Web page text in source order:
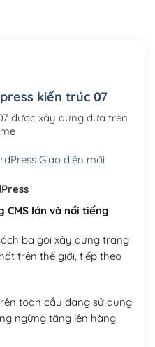
.org (1 năm)
năm)(+550,000₫)
kiến trúc 07
được xây dựng dựa trên
Giao diện mới
lớn và nổi tiếng
ba gói xây dựng trang
trên thế giới, tiếp theo
toàn cầu đang sử dụng
ngừng tăng lên hàng